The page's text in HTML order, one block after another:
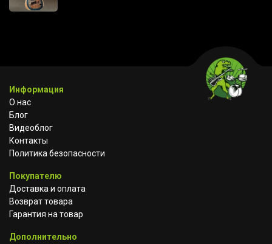
Информация
О нас
Блог
Видеоблог
Контакты
Политика безопасности
Покупателю
Доставка и оплата
Возврат товара
Гарантия на товар
Дополнительно